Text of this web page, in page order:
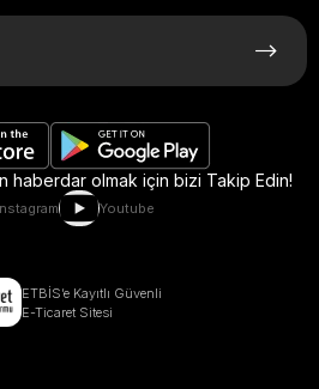
haberdar olmak için bizi Takip Edin!
Youtube
ETBİS’e Kayıtlı Güvenli
E-Ticaret Sitesi